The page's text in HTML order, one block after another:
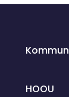
HOOU